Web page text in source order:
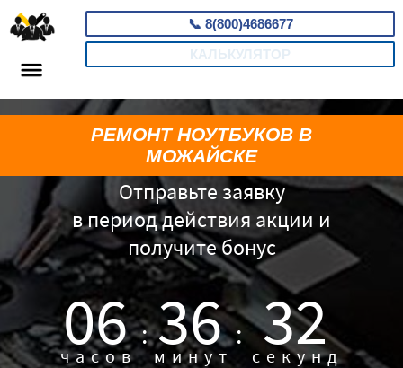
📞 8(800)4686677
КАЛЬКУЛЯТОР
Отправьте заявку
в период действия акции и
получите бонус
06 :
часов 36 :
минут 31
секунд
РЕМОНТ НОУТБУКОВ В
МОЖАЙСКЕ